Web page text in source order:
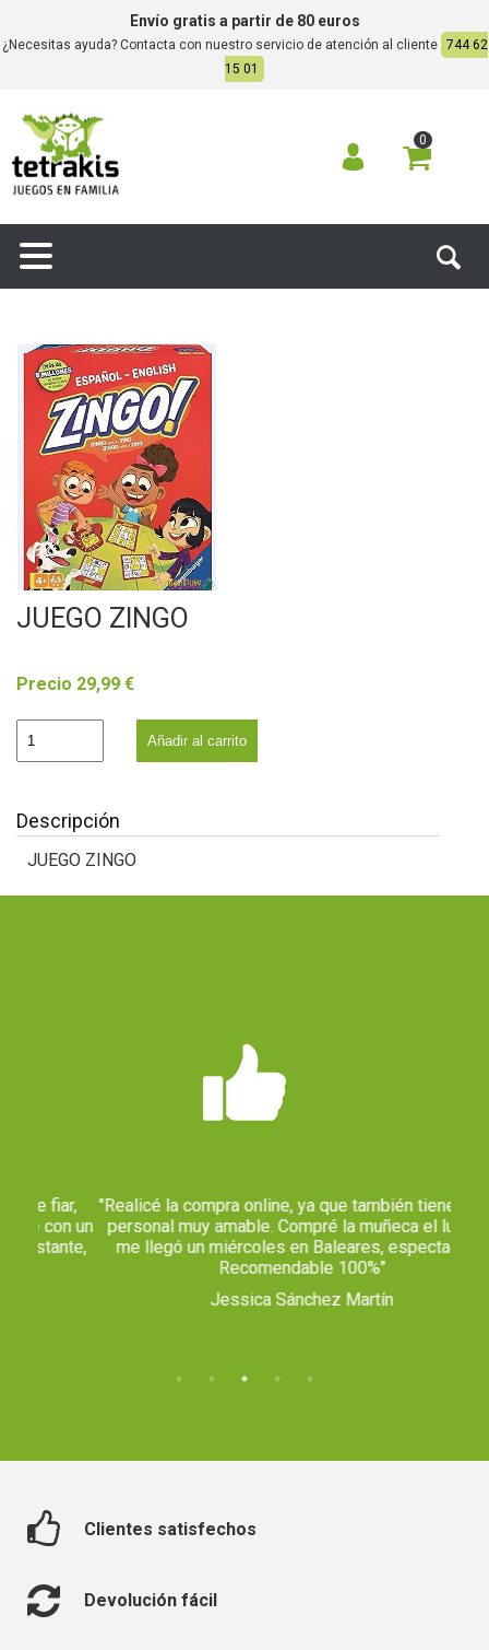
Envío gratis a partir de 80 euros
¿Necesitas ayuda? Contacta con nuestro servicio de atención al cliente 744 62
15 01

0

JUEGO ZINGO
Precio 29,99 €
Añadir al carrito
Descripción
JUEGO ZINGO
"Realicé la compra online, ya que también tienen web,
personal muy amable. Compré la muñeca el lunes y
me llegó un miércoles en Baleares, espectacular.
Recomendable 100%"
Jessica Sánchez Martín
 Clientes satisfechos
 Devolución fácil